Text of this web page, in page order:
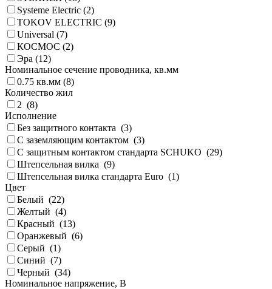
Systeme Electric (2)
TOKOV ELECTRIC (9)
Universal (7)
КОСМОС (2)
Эра (12)
Номинальное сечение проводника, кв.мм
0.75 кв.мм (8)
Количество жил
2 (8)
Исполнение
Без защитного контакта (3)
С заземляющим контактом (3)
С защитным контактом стандарта SCHUKO (29)
Штепсельная вилка (9)
Штепсельная вилка стандарта Euro (1)
Цвет
Белый (22)
Желтый (4)
Красный (13)
Оранжевый (6)
Серый (1)
Синий (7)
Черный (34)
Номинальное напряжение, В